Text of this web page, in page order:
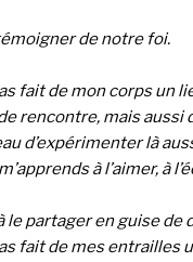
de notre foi.
fait de mon corps un
rencontre, mais aussi
d’expérimenter là
à l’aimer, à
le partager en guise de
fait de mes entrailles